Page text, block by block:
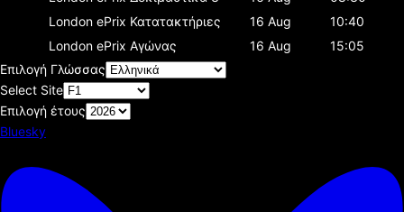
London ePrix Κατατακτήριες 16 Aug
10:40
London ePrix Αγώνας 16 Aug
15:05
Επιλογή Γλώσσας
Select Site
Επιλογή έτους
Bluesky